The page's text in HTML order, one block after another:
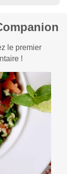
le premier
!